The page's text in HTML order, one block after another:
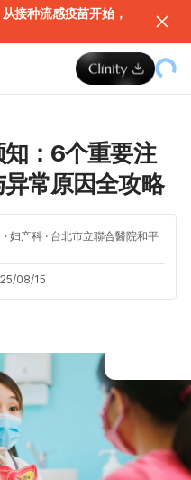
接种流感疫苗开始，
：6个重要注
常原因全攻略
· 妇产科 · 台北市立聯合醫院和平
08/15